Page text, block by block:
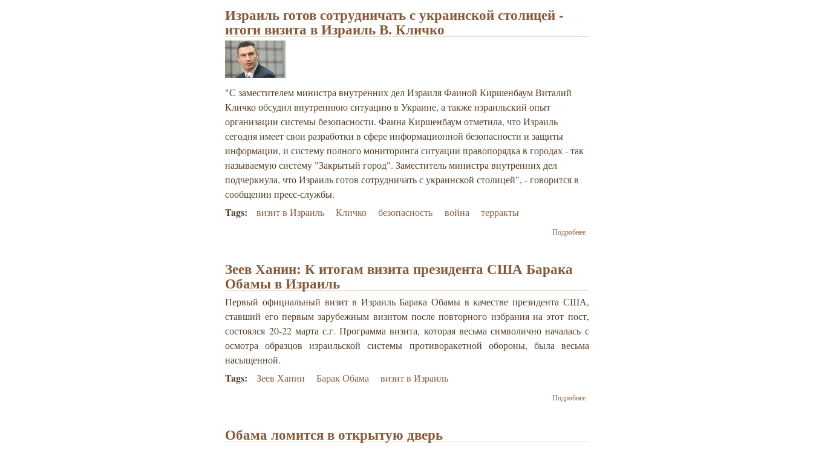
Израиль готов сотрудничать с украинской столицей -
итоги визита в Израиль В. Кличко
"С заместителем министра внутренних дел Израиля Фаиной Киршенбаум Виталий
Кличко обсудил внутреннюю ситуацию в Украине, а также израильский опыт
организации системы безопасности. Фаина Киршенбаум отметила, что Израиль
сегодня имеет свои разработки в сфере информационной безопасности и защиты
информации, и систему полного мониторинга ситуации правопорядка в городах - так
называемую систему "Закрытый город". Заместитель министра внутренних дел
подчеркнула, что Израиль готов сотрудничать с украинской столицей", - говорится в
сообщении пресс-службы.
Tags: визит в Израиль Кличко безопасность война терракты
Подробнеео Израиль
Кличко
Зеев Ханин: К итогам визита президента США Барака
Обамы в Израиль
Первый официальный визит в Израиль Барака Обамы в качестве президента США,
ставший его первым зарубежным визитом после повторного избрания на этот пост,
состоялся 20-22 марта с.г. Программа визита, которая весьма символично началась с
осмотра образцов израильской системы противоракетной обороны, была весьма
насыщенной.
Tags: Зеев Ханин Барак Обама визит в Израиль
Подробнеео Зеев
Обама ломится в открытую дверь